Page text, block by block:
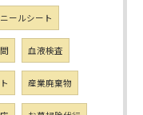
ールシート
血液検査
産業廃棄物